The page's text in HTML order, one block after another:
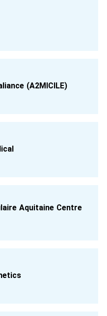
(A2MICILE)
Aquitaine Centre